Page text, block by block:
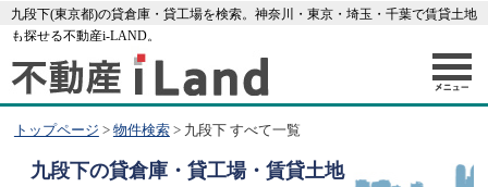
九段下(東京都)の貸倉庫・貸工場を検索。神奈川・東京・埼玉・千葉で賃貸土地
も探せる不動産i-LAND。
トップページ > 物件検索> 九段下 すべて一覧
九段下の貸倉庫・貸工場・賃貸土地